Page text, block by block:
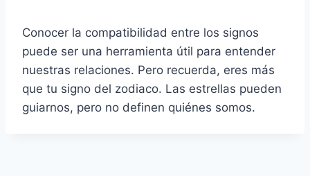
Conocer la compatibilidad entre los signos
puede ser una herramienta útil para entender
nuestras relaciones. Pero recuerda, eres más
que tu signo del zodiaco. Las estrellas pueden
guiarnos, pero no definen quiénes somos.